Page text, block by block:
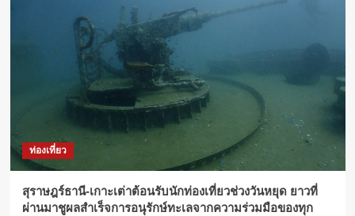
ท่องเที่ยว
สุราษฎร์ธานี-เกาะเต่าต้อนรับนักท่องเที่ยวช่วงวันหยุด ยาวที่
ผ่านมาชูผลสำเร็จการอนุรักษ์ทะเลจากความร่วมมือของทุก